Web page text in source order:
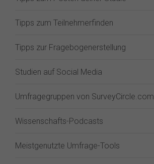
Tipps zum Teilnehmerfinden
Tipps zur Fragebogenerstellung
Studien auf Social Media
Umfragegruppen von SurveyCircle.com
Wissenschafts-Podcasts
Meistgenutzte Umfrage-Tools